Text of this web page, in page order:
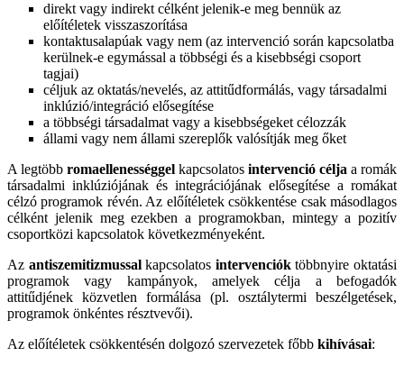
direkt vagy indirekt célként jelenik-e meg bennük az
előítéletek visszaszorítása
kontaktusalapúak vagy nem (az intervenció során kapcsolatba
kerülnek-e egymással a többségi és a kisebbségi csoport
tagjai)
céljuk az oktatás/nevelés, az attitűdformálás, vagy társadalmi
inklúzió/integráció elősegítése
a többségi társadalmat vagy a kisebbségeket célozzák
állami vagy nem állami szereplők valósítják meg őket
A legtöbb romaellenességgel kapcsolatos intervenció célja a romák
társadalmi inklúziójának és integrációjának elősegítése a romákat
célzó programok révén. Az előítéletek csökkentése csak másodlagos
célként jelenik meg ezekben a programokban, mintegy a pozitív
csoportközi kapcsolatok következményeként.
Az antiszemitizmussalkapcsolatos intervencióktöbbnyire oktatási
programok vagy kampányok, amelyek célja a befogadók
attitűdjének közvetlen formálása (pl. osztálytermi beszélgetések,
programok önkéntes résztvevői).
Az előítéletek csökkentésén dolgozó szervezetek főbb kihívásai: